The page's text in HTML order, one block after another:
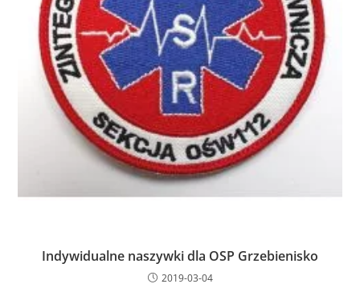
Indywidualne naszywki dla OSP Grzebienisko
2019-03-04